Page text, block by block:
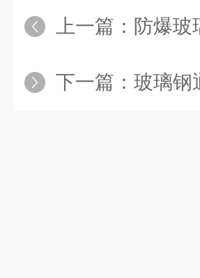
上一篇： 防爆玻
下一篇： 玻璃钢